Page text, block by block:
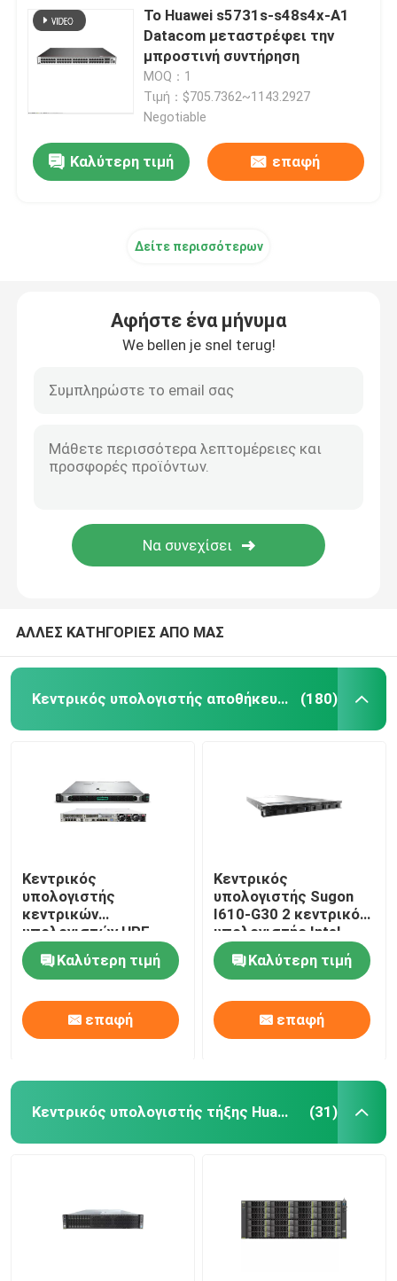
Κεντρικός υπολογιστής τήξης Huawei
Κεντρικός υπολογιστής της Dell Poweredge
H3C κεντρικός υπολογιστής
Έξυπνος ασύρματος δρομολογητής
Σκληρός δίσκος HDD
Εσωτερικός σκληρός δίσκος SSD
Επεξεργαστής της INTEL ΚΜΕ
Ανανεωμένος κεντρικός υπολογιστής αποθήκευσης
Το Huawei s5731s-s48s4x-Α1
Datacom μεταστρέφει την
μπροστινή συντήρηση
MOQ：1
Τιμή：$705.7362~1143.2927
Negotiable
Καλύτερη τιμή επαφή
Δείτε περισσότερων
Αφήστε ένα μήνυμα
We bellen je snel terug!
ΑΛΛΕΣ ΚΑΤΗΓΟΡΙΕΣ ΑΠΟ ΜΑΣ
Κεντρικός υπολογιστής αποθήκευσης ραφιών (180)
Κεντρικός
υπολογιστής
κεντρικών
υπολογιστών HPE
ProLiant DL360 Gen10
αποθήκευσης ραφιών
P19765-B21 P19766-
B21
Καλύτερη τιμή
επαφή
Κεντρικός
υπολογιστής Sugon
I610-G30 2 κεντρικός
υπολογιστής Intel
C620 Chipset
αποθήκευσης ραφιών
3TB 1U τρόπων
Καλύτερη τιμή
επαφή
Κεντρικός υπολογιστής τήξης Huawei (31)